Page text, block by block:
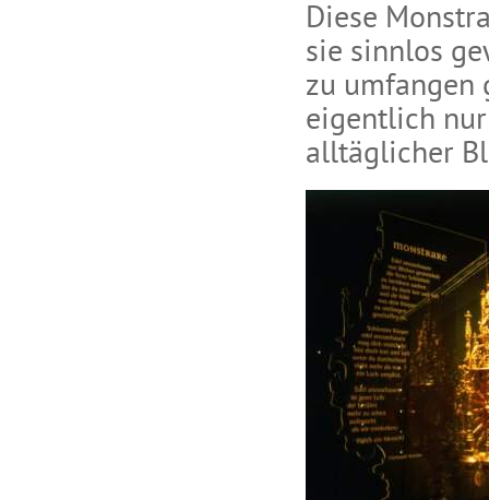
Diese
sie sinnlos
zu umfangen
eigentlich
alltäglicher